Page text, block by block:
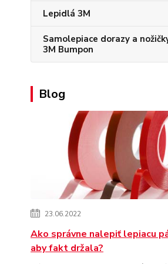
Lepidlá 3M
Samolepiace dorazy a
3M Bumpon
Blog
23.06.2022
Ako správne nalepiť lepiacu
aby fakt držala?